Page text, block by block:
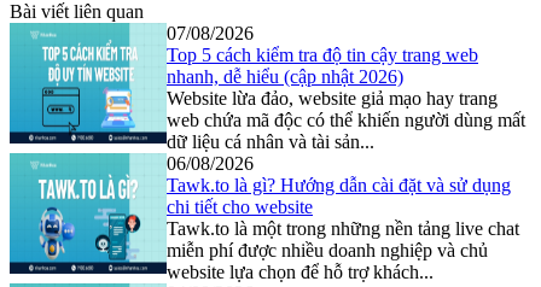
Bài viết liên quan
07/08/2026
Top 5 cách kiểm tra độ tin cậy trang web
nhanh, dễ hiểu (cập nhật 2026)
Website lừa đảo, website giả mạo hay trang
web chứa mã độc có thể khiến người dùng mất
dữ liệu cá nhân và tài sản...
06/08/2026
Tawk.to là gì? Hướng dẫn cài đặt và sử dụng
chi tiết cho website
Tawk.to là một trong những nền tảng live chat
miễn phí được nhiều doanh nghiệp và chủ
website lựa chọn để hỗ trợ khách...